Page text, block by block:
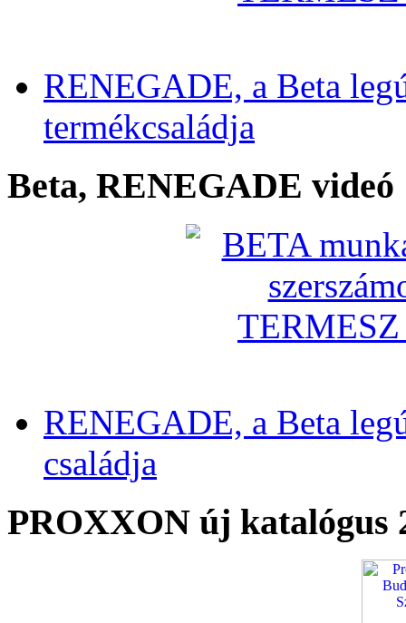
RENEGADE, a Beta
termékcsaládja
Beta, RENEGADE videó
RENEGADE, a Beta
családja
PROXXON új katalógus